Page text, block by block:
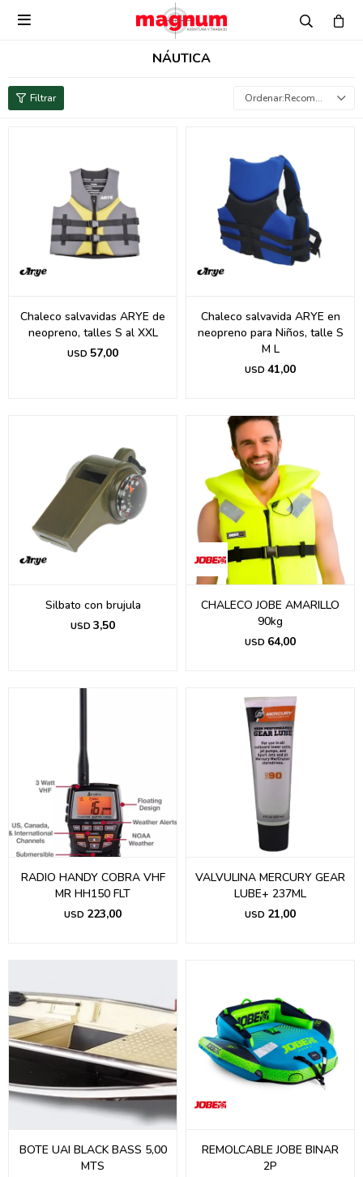

NÁUTICA
Recomendados
Chaleco salvavidas ARYE de
neopreno, talles S al XXL
USD 57,00
Chaleco salvavida ARYE en
neopreno para Niños, talle S
M L
USD 41,00
Silbato con brujula
USD 3,50
CHALECO JOBE AMARILLO
90kg
USD 64,00
RADIO HANDY COBRA VHF
MR HH150 FLT
USD 223,00
VALVULINA MERCURY GEAR
LUBE+ 237ML
USD 21,00
BOTE UAI BLACK BASS 5,00
MTS
REMOLCABLE JOBE BINAR
2P